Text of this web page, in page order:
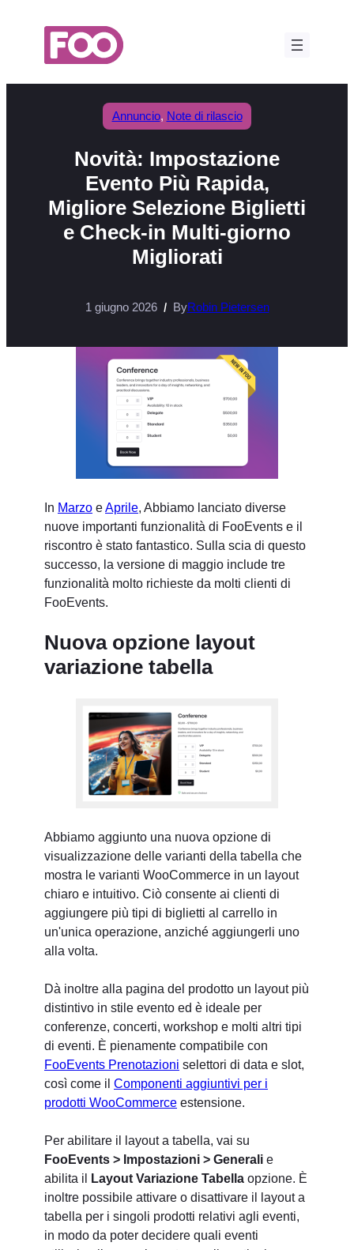
contenuto
Annuncio, Note di rilascio
Novità: Impostazione
Evento Più Rapida,
Migliore Selezione Biglietti
e Check-in Multi-giorno
Migliorati
1 giugno 2026 ByRobin Pietersen
In Marzo eAprile, Abbiamo lanciato diverse
nuove importanti funzionalità di FooEvents e il
riscontro è stato fantastico. Sulla scia di questo
successo, la versione di maggio include tre
funzionalità molto richieste da molti clienti di
FooEvents.
Nuova opzione layout
variazione tabella
Abbiamo aggiunto una nuova opzione di
visualizzazione delle varianti della tabella che
mostra le varianti WooCommerce in un layout
chiaro e intuitivo. Ciò consente ai clienti di
aggiungere più tipi di biglietti al carrello in
un'unica operazione, anziché aggiungerli uno
alla volta.
Dà inoltre alla pagina del prodotto un layout più
distintivo in stile evento ed è ideale per
conferenze, concerti, workshop e molti altri tipi
di eventi. È pienamente compatibile con
FooEvents Prenotazioni selettori di data e slot,
così come il Componenti aggiuntivi per i
prodotti WooCommerce estensione.
Per abilitare il layout a tabella, vai su
FooEvents > Impostazioni > Generali e
abilita il Layout Variazione Tabella opzione. È
inoltre possibile attivare o disattivare il layout a
tabella per i singoli prodotti relativi agli eventi,
in modo da poter decidere quali eventi